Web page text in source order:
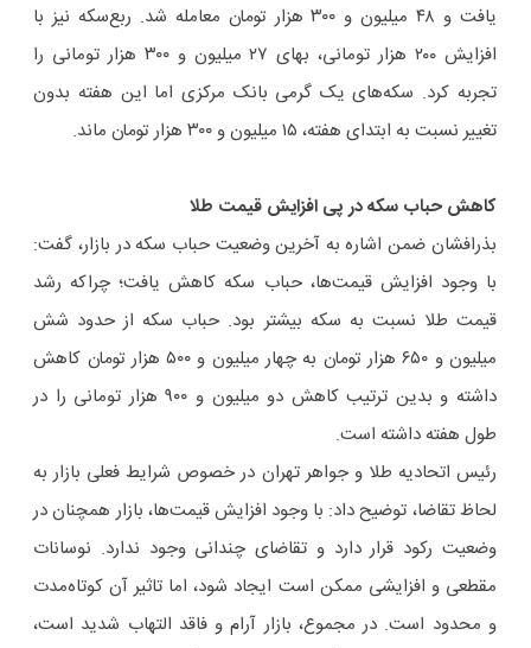
یافت و ۴۸ میلیون و ۳۰۰ هزار تومان معامله شد. ربع‌سکه نیز با
افزایش ٢٠٠ هزار تومانی، بهای ۲۷ میلیون و ۳۰۰ هزار تومانی را
تجربه کرد. سکه‌های یک گرمی بانک مرکزی اما این هفته بدون
تغییر نسبت به ابتدای هفته، ۱۵ میلیون و ۳۰۰ هزار تومان ماند.
کاهش حباب سکه در پی افزایش قیمت طلا
بذرافشان ضمن اشاره به آخرین وضعیت حباب سکه در بازار، گفت:
با وجود افزایش قیمت‌ها، حباب سکه کاهش یافت؛ چراکه رشد
قیمت طلا نسبت به سکه بیشتر بود. حباب سکه از حدود شش
میلیون و ۶۵۰ هزار تومان به چهار میلیون و ۵۰۰ هزار تومان کاهش
داشته و بدین ترتیب کاهش دو میلیون و ۹۰۰ هزار تومانی را در
طول هفته داشته است.
رئیس اتحادیه طلا و جواهر تهران در خصوص شرایط فعلی بازار به
لحاظ تقاضا، توضیح داد: با وجود افزایش قیمت‌ها، بازار همچنان در
وضعیت رکود قرار دارد و تقاضای چندانی وجود ندارد. نوسانات
مقطعی و افزایشی ممکن است ایجاد شود، اما تاثیر آن کوتاه‌مدت
و محدود است. در مجموع، بازار آرام و فاقد التهاب شدید است،